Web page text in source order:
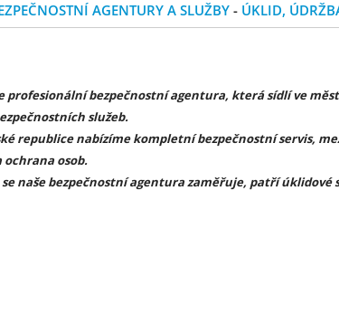
AGENTURY A SLUŽBY- ÚKLID,
profesionální bezpečnostní agentura, která sídlí ve
služeb.
republice nabízíme kompletní bezpečnostní servis,
osob.
naše bezpečnostní agentura zaměřuje, patří úklidové